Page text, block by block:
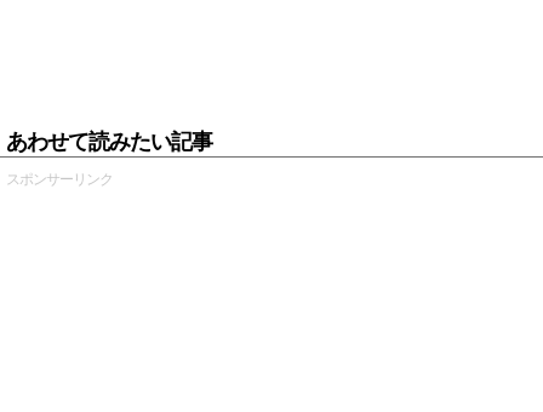
あわせて読みたい記事
スポンサーリンク